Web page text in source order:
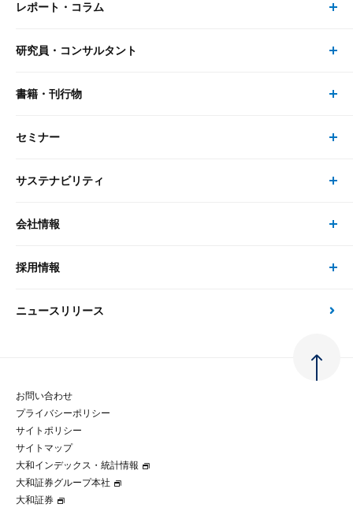
事業・ソリューション トップ
リサーチ
大和総研の強み
先端テクノロジーに基づく新たな価値の創出
レポート・コラム
レポート・コラム トップ
最新のレポート・コラム
政策分析
金融経済教育等
コラム
研究員・コンサルタント
研究員・コンサルタント トップ
研究員
書籍・刊行物
書籍・刊行物 トップ
書籍
セミナー
セミナー トップ
現在受付中のセミナー・イベント
サステナビリティ
サステナビリティの取り組み
次世代社会への貢献
マルチステークホルダー方針
パートナーシップ構築宣言
会社情報
会社情報 トップ
会社概要・役員一覧
大和総研の歩み
グループ会社
採用情報
採用情報 トップ
経験者採用
ニュースリリース
お問い合わせ
プライバシーポリシー
サイトポリシー
サイトマップ
大和インデックス・統計情報
大和証券グループ本社
大和証券